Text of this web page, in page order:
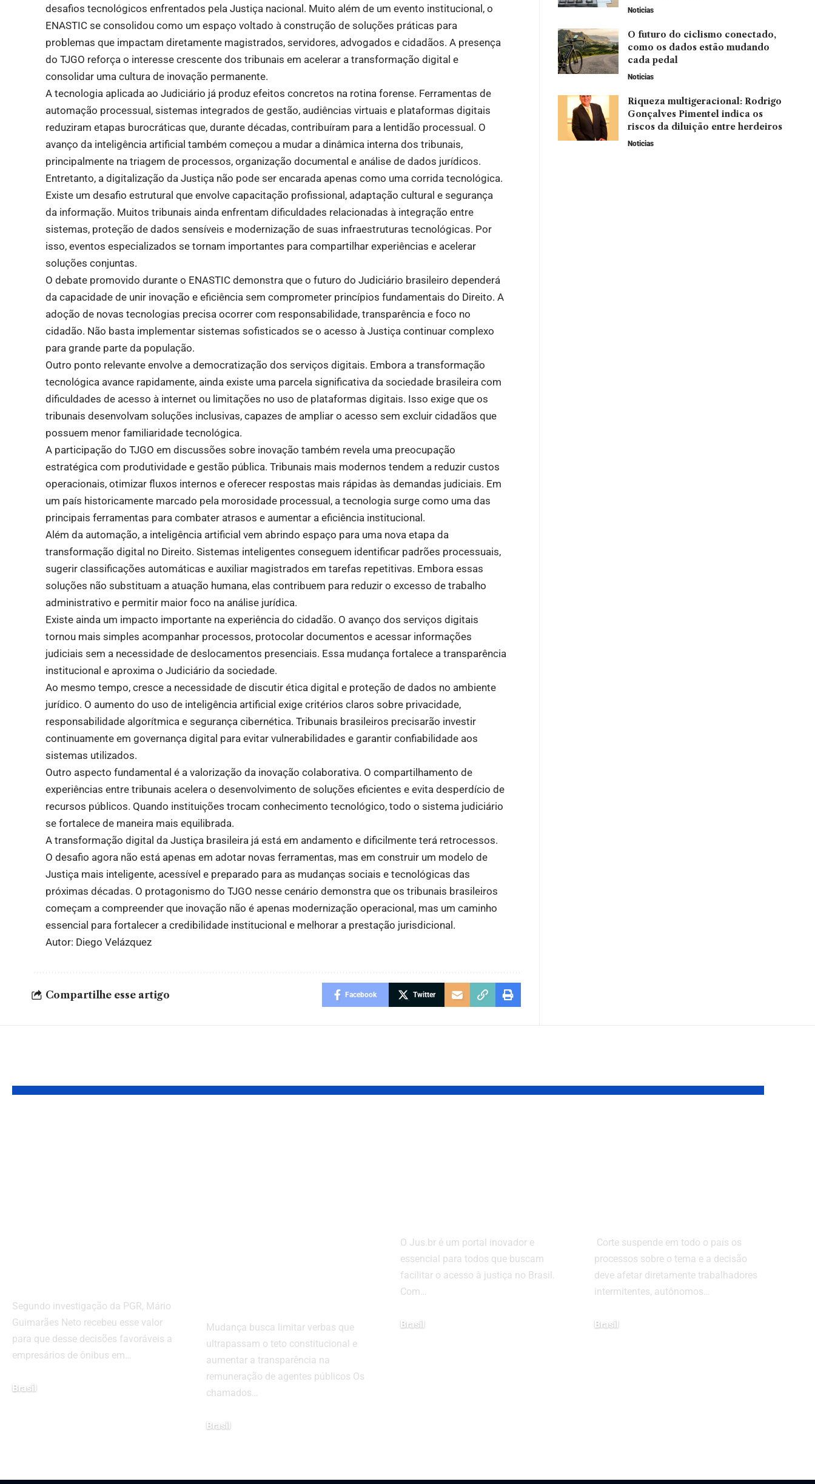
desafios tecnológicos enfrentados pela Justiça nacional. Muito além de um evento institucional, o
ENASTIC se consolidou como um espaço voltado à construção de soluções práticas para
problemas que impactam diretamente magistrados, servidores, advogados e cidadãos. A presença
do TJGO reforça o interesse crescente dos tribunais em acelerar a transformação digital e
consolidar uma cultura de inovação permanente.
A tecnologia aplicada ao Judiciário já produz efeitos concretos na rotina forense. Ferramentas de
automação processual, sistemas integrados de gestão, audiências virtuais e plataformas digitais
reduziram etapas burocráticas que, durante décadas, contribuíram para a lentidão processual. O
avanço da inteligência artificial também começou a mudar a dinâmica interna dos tribunais,
principalmente na triagem de processos, organização documental e análise de dados jurídicos.
Entretanto, a digitalização da Justiça não pode ser encarada apenas como uma corrida tecnológica.
Existe um desafio estrutural que envolve capacitação profissional, adaptação cultural e segurança
da informação. Muitos tribunais ainda enfrentam dificuldades relacionadas à integração entre
sistemas, proteção de dados sensíveis e modernização de suas infraestruturas tecnológicas. Por
isso, eventos especializados se tornam importantes para compartilhar experiências e acelerar
soluções conjuntas.
O debate promovido durante o ENASTIC demonstra que o futuro do Judiciário brasileiro dependerá
da capacidade de unir inovação e eficiência sem comprometer princípios fundamentais do Direito. A
adoção de novas tecnologias precisa ocorrer com responsabilidade, transparência e foco no
cidadão. Não basta implementar sistemas sofisticados se o acesso à Justiça continuar complexo
para grande parte da população.
Outro ponto relevante envolve a democratização dos serviços digitais. Embora a transformação
tecnológica avance rapidamente, ainda existe uma parcela significativa da sociedade brasileira com
dificuldades de acesso à internet ou limitações no uso de plataformas digitais. Isso exige que os
tribunais desenvolvam soluções inclusivas, capazes de ampliar o acesso sem excluir cidadãos que
possuem menor familiaridade tecnológica.
A participação do TJGO em discussões sobre inovação também revela uma preocupação
estratégica com produtividade e gestão pública. Tribunais mais modernos tendem a reduzir custos
operacionais, otimizar fluxos internos e oferecer respostas mais rápidas às demandas judiciais. Em
um país historicamente marcado pela morosidade processual, a tecnologia surge como uma das
principais ferramentas para combater atrasos e aumentar a eficiência institucional.
Além da automação, a inteligência artificial vem abrindo espaço para uma nova etapa da
transformação digital no Direito. Sistemas inteligentes conseguem identificar padrões processuais,
sugerir classificações automáticas e auxiliar magistrados em tarefas repetitivas. Embora essas
soluções não substituam a atuação humana, elas contribuem para reduzir o excesso de trabalho
administrativo e permitir maior foco na análise jurídica.
Existe ainda um impacto importante na experiência do cidadão. O avanço dos serviços digitais
tornou mais simples acompanhar processos, protocolar documentos e acessar informações
judiciais sem a necessidade de deslocamentos presenciais. Essa mudança fortalece a transparência
institucional e aproxima o Judiciário da sociedade.
Ao mesmo tempo, cresce a necessidade de discutir ética digital e proteção de dados no ambiente
jurídico. O aumento do uso de inteligência artificial exige critérios claros sobre privacidade,
responsabilidade algorítmica e segurança cibernética. Tribunais brasileiros precisarão investir
continuamente em governança digital para evitar vulnerabilidades e garantir confiabilidade aos
sistemas utilizados.
Outro aspecto fundamental é a valorização da inovação colaborativa. O compartilhamento de
experiências entre tribunais acelera o desenvolvimento de soluções eficientes e evita desperdício de
recursos públicos. Quando instituições trocam conhecimento tecnológico, todo o sistema judiciário
se fortalece de maneira mais equilibrada.
A transformação digital da Justiça brasileira já está em andamento e dificilmente terá retrocessos.
O desafio agora não está apenas em adotar novas ferramentas, mas em construir um modelo de
Justiça mais inteligente, acessível e preparado para as mudanças sociais e tecnológicas das
próximas décadas. O protagonismo do TJGO nesse cenário demonstra que os tribunais brasileiros
começam a compreender que inovação não é apenas modernização operacional, mas um caminho
essencial para fortalecer a credibilidade institucional e melhorar a prestação jurisdicional.
Autor: Diego Velázquez
Compartilhe esse artigo Facebook Twitter
Noticias
O futuro do ciclismo conectado,
como os dados estão mudando
cada pedal
Noticias
Riqueza multigeracional: Rodrigo
Gonçalves Pimentel indica os
riscos da diluição entre herdeiros
Noticias
Segundo investigação da PGR, Mário
Guimarães Neto recebeu esse valor
para que desse decisões favoráveis a
empresários de ônibus em…
Brasil
Mudança busca limitar verbas que
ultrapassam o teto constitucional e
aumentar a transparência na
remuneração de agentes públicos Os
chamados…
Brasil
O Jus.br é um portal inovador e
essencial para todos que buscam
facilitar o acesso à justiça no Brasil.
Com…
Brasil
Corte suspende em todo o país os
processos sobre o tema e a decisão
deve afetar diretamente trabalhadores
intermitentes, autônomos…
Brasil